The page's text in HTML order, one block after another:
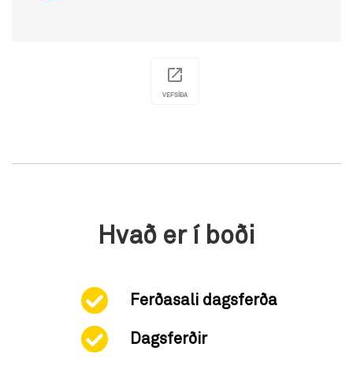
VEFSÍÐA
Hvað er í boði
Ferðasali dagsferða
Dagsferðir